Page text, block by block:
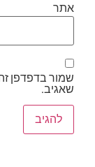
אתר
שמור בדפדפן
שאגיב.